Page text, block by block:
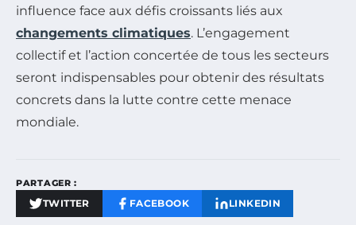
influence face aux défis croissants liés aux
changements climatiques. L’engagement
collectif et l’action concertée de tous les secteurs
seront indispensables pour obtenir des résultats
concrets dans la lutte contre cette menace
mondiale.
PARTAGER :
TWITTER FACEBOOK LINKEDIN